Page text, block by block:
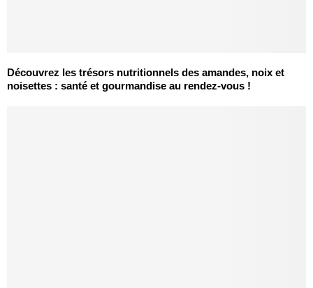
Découvrez les trésors nutritionnels des amandes, noix et
noisettes : santé et gourmandise au rendez-vous !